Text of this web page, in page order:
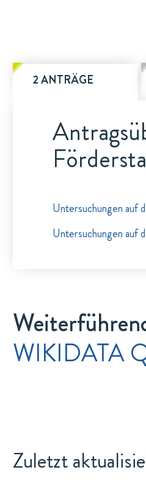
2 ANTRÄGE
Untersuchungen auf
Untersuchungen auf
WIKIDATA
Zuletzt